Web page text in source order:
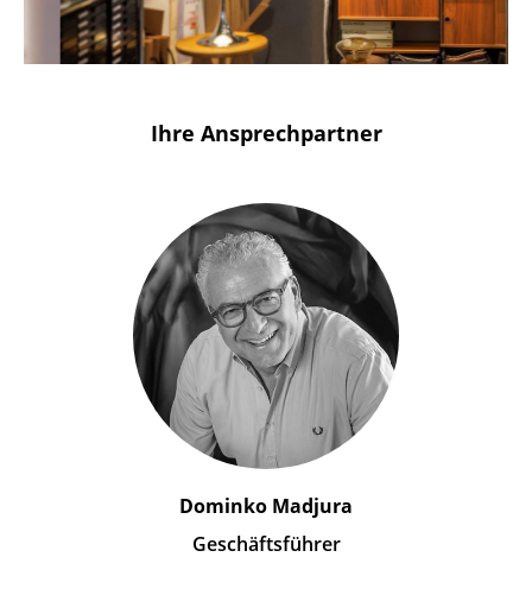
Ihre Ansprechpartner
Dominko Madjura
Geschäftsführer